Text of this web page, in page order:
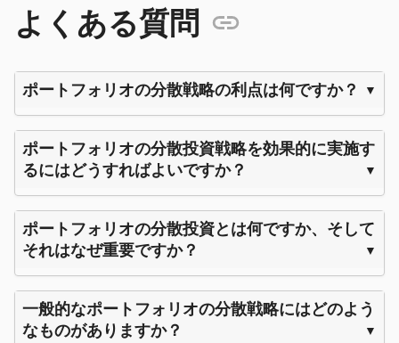
よくある質問
ポートフォリオの分散戦略の利点は何ですか？
ポートフォリオの分散投資戦略を効果的に実施す
るにはどうすればよいですか？
ポートフォリオの分散投資とは何ですか、そして
それはなぜ重要ですか？
一般的なポートフォリオの分散戦略にはどのよう
なものがありますか？